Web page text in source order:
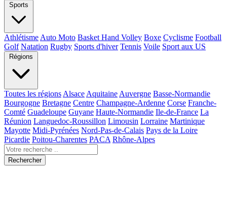
Sports
Athlétisme Auto Moto Basket Hand Volley Boxe Cyclisme Football
Golf Natation Rugby Sports d'hiver Tennis Voile Sport aux US
Régions
Toutes les régions Alsace Aquitaine Auvergne Basse-Normandie
Bourgogne Bretagne Centre Champagne-Ardenne Corse Franche-
Comté Guadeloupe Guyane Haute-Normandie Ile-de-France La
Réunion Languedoc-Roussillon Limousin Lorraine Martinique
Mayotte Midi-Pyrénées Nord-Pas-de-Calais Pays de la Loire
Picardie Poitou-Charentes PACA Rhône-Alpes
Rechercher